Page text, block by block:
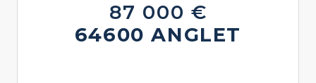
87 000 €
64600 ANGLET